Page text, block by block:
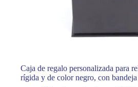
Caja de regalo personalizada para
rígida y de color negro, con